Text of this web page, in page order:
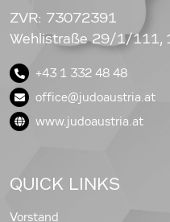
ZVR: 73072391
Wehlistraße 29/1/111,
+43 1 332 48 48
office@judoaustria.at
www.judoaustria.at
QUICK LINKS
Vorstand